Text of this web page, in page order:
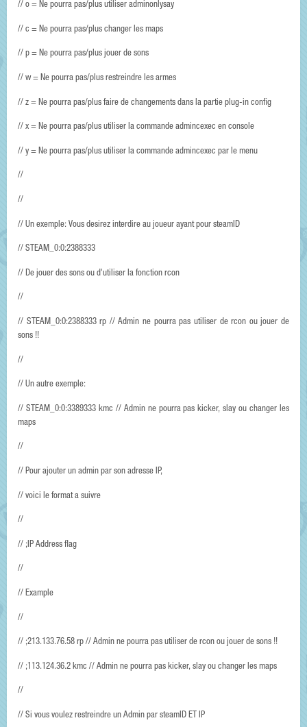
// o = Ne pourra pas/plus utiliser adminonlysay
// c = Ne pourra pas/plus changer les maps
// p = Ne pourra pas/plus jouer de sons
// w = Ne pourra pas/plus restreindre les armes
// z = Ne pourra pas/plus faire de changements dans la partie plug-in config
// x = Ne pourra pas/plus utiliser la commande admincexec en console
// y = Ne pourra pas/plus utiliser la commande admincexec par le menu
//
//
// Un exemple: Vous desirez interdire au joueur ayant pour steamID
// STEAM_0:0:2388333
// De jouer des sons ou d'utiliser la fonction rcon
//
// STEAM_0:0:2388333 rp // Admin ne pourra pas utiliser de rcon ou jouer de
sons !!
//
// Un autre exemple:
// STEAM_0:0:3389333 kmc // Admin ne pourra pas kicker, slay ou changer les
maps
//
// Pour ajouter un admin par son adresse IP,
// voici le format a suivre
//
// ;IP Address flag
//
// Example
//
// ;213.133.76.58 rp // Admin ne pourra pas utiliser de rcon ou jouer de sons !!
// ;113.124.36.2 kmc // Admin ne pourra pas kicker, slay ou changer les maps
//
// Si vous voulez restreindre un Admin par steamID ET IP